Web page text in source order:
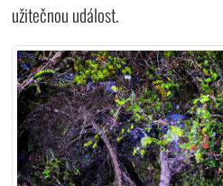
užitečnou událost.